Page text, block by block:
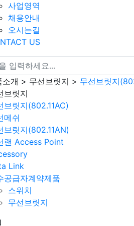
사업영역
채용안내
오시는길
US
소개 > 무선브릿지 > 무선브릿지
브릿지
브릿지(802.11AC)
메쉬
브릿지(802.11AN)
랜 Access Point
Link
공급자계약제품
스위치
무선브릿지